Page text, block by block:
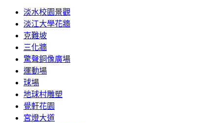
淡水校園景觀
淡江大學花牆
克難坡
三化牆
驚聲銅像廣場
運動場
球場
地球村雕塑
覺軒花園
宮燈大道